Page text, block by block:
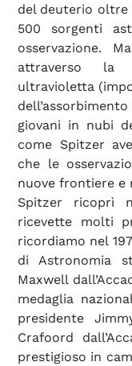
del deuterio oltre
500 sorgenti
osservazione.
attraverso la
ultravioletta
giovani in nubi
come Spitzer
che le
nuove frontiere e
Spitzer ricoprì
ricevette molti
ricordiamo nel
di Astronomia
Maxwell
medaglia
presidente
Crafoord
prestigioso in